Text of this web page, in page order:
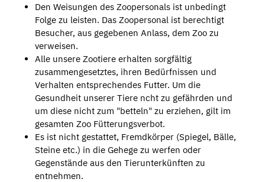
Den Weisungen des Zoopersonals ist unbedingt
Folge zu leisten. Das Zoopersonal ist berechtigt
Besucher, aus gegebenen Anlass, dem Zoo zu
verweisen.
Alle unsere Zootiere erhalten sorgfältig
zusammengesetztes, ihren Bedürfnissen und
Verhalten entsprechendes Futter. Um die
Gesundheit unserer Tiere ncht zu gefährden und
um diese nicht zum "betteln" zu erziehen, gilt im
gesamten Zoo Fütterungsverbot.
Es ist nicht gestattet, Fremdkörper (Spiegel, Bälle,
Steine etc.) in die Gehege zu werfen oder
Gegenstände aus den Tierunterkünften zu
entnehmen.